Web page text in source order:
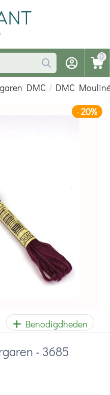
0
DMC / DMC
-20%
Benodigdheden
- 3685